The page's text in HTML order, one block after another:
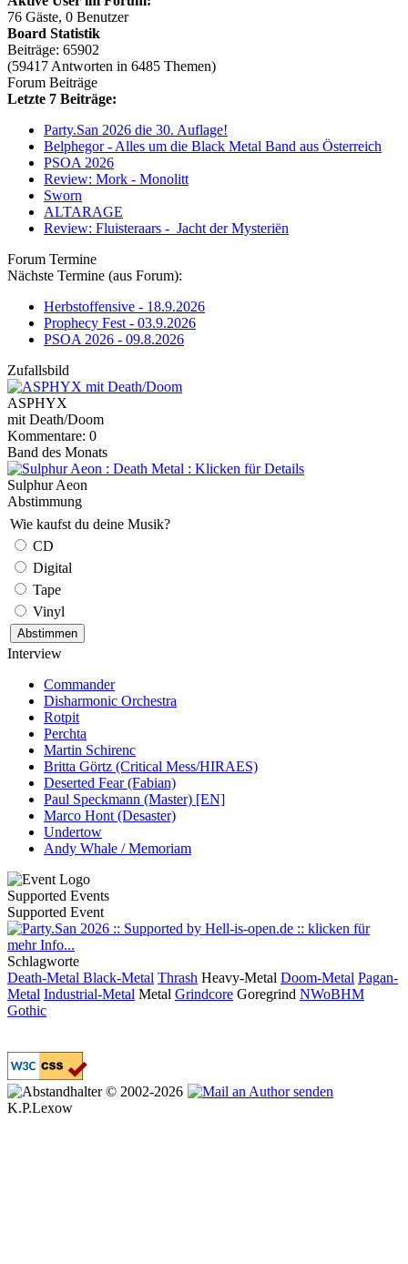
76 Gäste, 0 Benutzer
Board Statistik
Beiträge: 65902
(59417 Antworten in 6485 Themen)
Forum Beiträge
Letzte 7 Beiträge:
Party.San 2026 die 30. Auflage!
Belphegor - Alles um die Black Metal Band aus Österreich
PSOA 2026
Review: Mork - Monolitt
Sworn
ALTARAGE
Review: Fluisteraars - Jacht der Mysteriën
Forum Termine
Nächste Termine (aus Forum):
Herbstoffensive - 18.9.2026
Prophecy Fest - 03.9.2026
PSOA 2026 - 09.8.2026
Zufallsbild
ASPHYX
mit Death/Doom
Kommentare: 0
Band des Monats
Sulphur Aeon
Abstimmung
Wie kaufst du deine Musik?
CD
Digital
Tape
Vinyl
Interview
Commander
Disharmonic Orchestra
Rotpit
Perchta
Martin Schirenc
Britta Görtz (Critical Mess/HIRAES)
Deserted Fear (Fabian)
Paul Speckmann (Master) [EN]
Marco Hont (Desaster)
Undertow
Andy Whale / Memoriam
Supported Events
Supported Event
Schlagworte
Death-Metal Black-Metal Thrash Heavy-Metal Doom-Metal Pagan-
Metal Industrial-Metal Metal Grindcore Goregrind NWoBHM
Gothic
© 2002-2026
K.P.Lexow